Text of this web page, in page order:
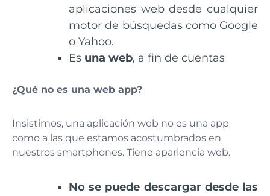
aplicaciones web desde cualquier
motor de búsquedas como Google
o Yahoo.
Es una web, a fin de cuentas
¿Qué no es una web app?
Insistimos, una aplicación web no es una app
como a las que estamos acostumbrados en
nuestros smartphones. Tiene apariencia web.
No se puede descargar desde las